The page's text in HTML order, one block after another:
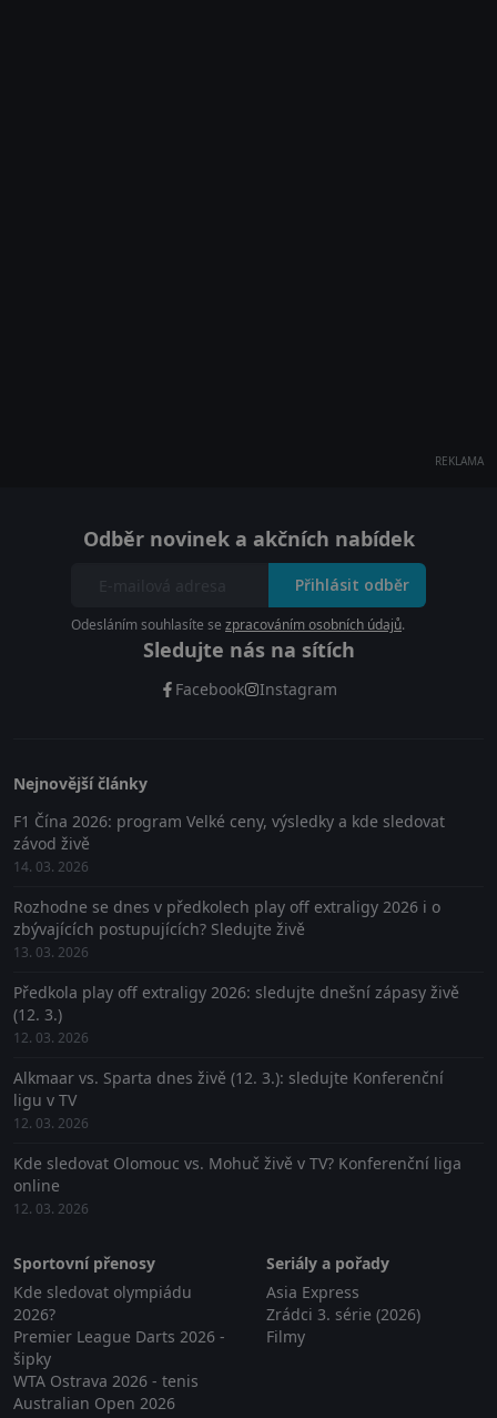
REKLAMA
Odběr novinek a akčních nabídek
Přihlásit odběr
Odesláním souhlasíte se zpracováním osobních údajů.
Sledujte nás na sítích
Facebook Instagram
Nejnovější články
F1 Čína 2026: program Velké ceny, výsledky a kde sledovat
závod živě
14. 03. 2026
Rozhodne se dnes v předkolech play off extraligy 2026 i o
zbývajících postupujících? Sledujte živě
13. 03. 2026
Předkola play off extraligy 2026: sledujte dnešní zápasy živě
(12. 3.)
12. 03. 2026
Alkmaar vs. Sparta dnes živě (12. 3.): sledujte Konferenční
ligu v TV
12. 03. 2026
Kde sledovat Olomouc vs. Mohuč živě v TV? Konferenční liga
online
12. 03. 2026
Sportovní přenosy
Kde sledovat olympiádu
2026?
Premier League Darts 2026 -
šipky
WTA Ostrava 2026 - tenis
Australian Open 2026
Seriály a pořady
Asia Express
Zrádci 3. série (2026)
Filmy